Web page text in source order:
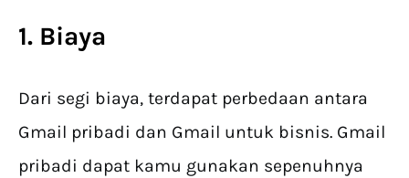
1. Biaya
Dari segi biaya, terdapat perbedaan antara
Gmail pribadi dan Gmail untuk bisnis. Gmail
pribadi dapat kamu gunakan sepenuhnya